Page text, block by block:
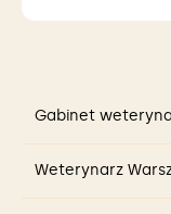
Gabinet
Weterynarz